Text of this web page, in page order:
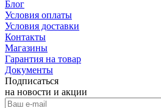
Блог
Условия оплаты
Условия доставки
Контакты
Магазины
Гарантия на товар
Документы
Подписаться
на новости и акции